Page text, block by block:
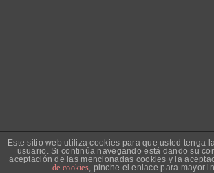
Este sitio web utiliza cookies para que usted tenga
usuario. Si continúa navegando está dando su
aceptación de las mencionadas cookies y la
de cookies, pinche el enlace para mayor